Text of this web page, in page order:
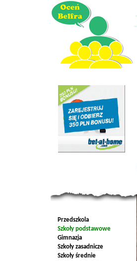
Przedszkola
Szkoły podstawowe
Gimnazja
Szkoły zasadnicze
Szkoły średnie